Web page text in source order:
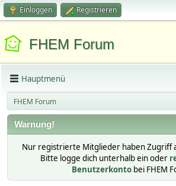
Einloggen Registrieren
FHEM Forum
Hauptmenü
FHEM Forum
Warnung!
Nur registrierte Mitglieder haben Zugriff
Bitte logge dich unterhalb ein oder
Benutzerkonto bei FHEM